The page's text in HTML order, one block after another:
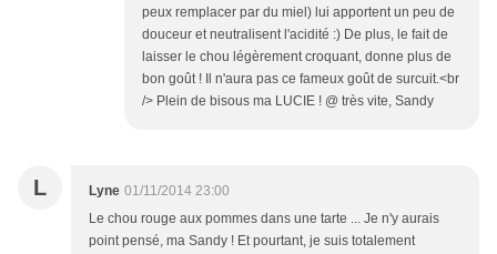
peux remplacer par du miel) lui apportent un peu de
douceur et neutralisent l'acidité :) De plus, le fait de
laisser le chou légèrement croquant, donne plus de
bon goût ! Il n'aura pas ce fameux goût de surcuit.<br
/> Plein de bisous ma LUCIE ! @ très vite, Sandy
L Lyne 01/11/2014 23:00
Le chou rouge aux pommes dans une tarte ... Je n'y aurais
point pensé, ma Sandy ! Et pourtant, je suis totalement